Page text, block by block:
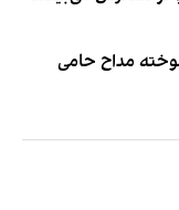
مداح حامی